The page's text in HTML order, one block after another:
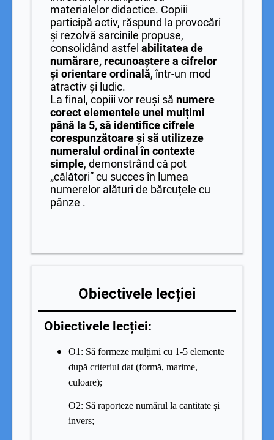
materialelor didactice. Copiii
participă activ, răspund la provocări
și rezolvă sarcinile propuse,
consolidând astfel abilitatea de
numărare, recunoaștere a cifrelor
și orientare ordinală, într-un mod
atractiv și ludic.
La final, copiii vor reuși să numere
corect elementele unei mulțimi
până la 5, să identifice cifrele
corespunzătoare și să utilizeze
numeralul ordinal în contexte
simple, demonstrând că pot
„călători” cu succes în lumea
numerelor alături de bărcuțele cu
pânze .
Obiectivele lecției
Obiectivele lecției:
O1: Să formeze mulțimi cu 1-5 elemente
după criteriul dat (formă, marime,
culoare);
O2: Să raporteze numărul la cantitate și
invers;